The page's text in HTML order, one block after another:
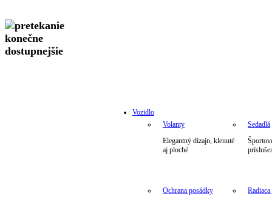
Vozidlo
Volanty
Elegantný dizajn, klenuté
aj ploché
Sedadlá
Ochrana posádky
Radiaca